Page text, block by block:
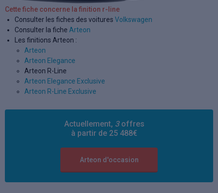
Cette fiche concerne la finition r-line
Consulter les fiches des voitures Volkswagen
Consulter la fiche Arteon
Les finitions Arteon :
Arteon
Arteon Elegance
Arteon R-Line
Arteon Elegance Exclusive
Arteon R-Line Exclusive
Actuellement, 3offres
à partir de 25 488€
Arteon d'occasion